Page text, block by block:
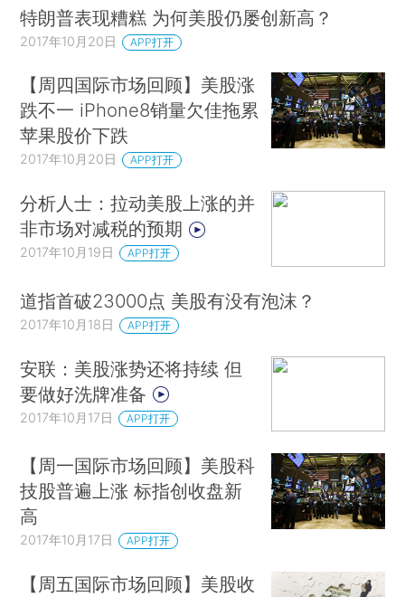
特朗普表现糟糕 为何美股仍屡创新高？
2017年10月20日 APP打开
【周四国际市场回顾】美股涨
跌不一 iPhone8销量欠佳拖累
苹果股价下跌
2017年10月20日 APP打开
分析人士：拉动美股上涨的并
非市场对减税的预期
2017年10月19日 APP打开
道指首破23000点 美股有没有泡沫？
2017年10月18日 APP打开
安联：美股涨势还将持续 但
要做好洗牌准备
2017年10月17日 APP打开
【周一国际市场回顾】美股科
技股普遍上涨 标指创收盘新
高
2017年10月17日 APP打开
【周五国际市场回顾】美股收